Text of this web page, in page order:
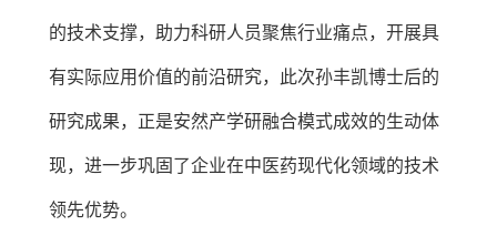
的技术支撑，助力科研人员聚焦行业痛点，开展具
有实际应用价值的前沿研究，此次孙丰凯博士后的
研究成果，正是安然产学研融合模式成效的生动体
现，进一步巩固了企业在中医药现代化领域的技术
领先优势。